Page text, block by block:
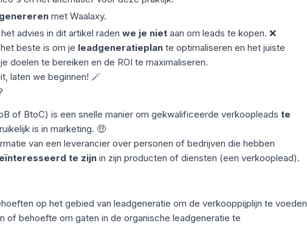
met Waalaxy.
advies in dit artikel raden we je niet aan om leads te kopen. ❌
beste is om je leadgeneratieplante optimaliseren en het juiste
doelen te bereiken en de ROI te maximaliseren.
laten we beginnen! 🪄
of BtoC) is een snelle manier om gekwalificeerde verkoopleads te
is in marketing. 🤑
van een leverancier over personen of bedrijven die hebben
te zijnin zijn producten of diensten (een verkooplead).
op het gebied van leadgeneratie om de verkooppijplijn te voeden
of behoefte om gaten in de organische leadgeneratie te